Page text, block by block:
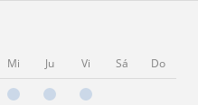
Mi Ju Vi Sá Do